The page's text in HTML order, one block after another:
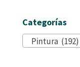
Categorías
Pintura (192)